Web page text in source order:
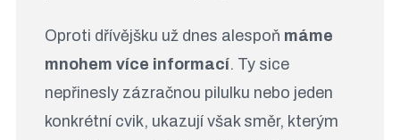
Oproti dřívějšku už dnes alespoň máme
mnohem více informací. Ty sice
nepřinesly zázračnou pilulku nebo jeden
konkrétní cvik, ukazují však směr, kterým